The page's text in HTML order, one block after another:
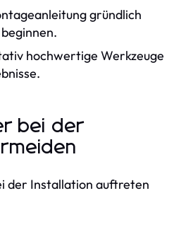
gründlich
hochwertige Werkzeuge
bei der
der Installation auftreten